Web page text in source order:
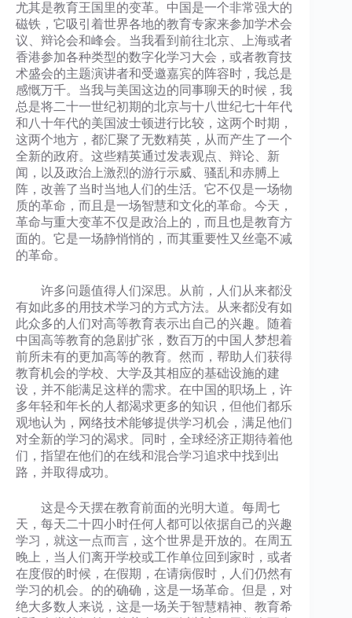
尤其是教育王国里的变革。中国是一个非常强大的
磁铁，它吸引着世界各地的教育专家来参加学术会
议、辩论会和峰会。当我看到前往北京、上海或者
香港参加各种类型的数字化学习大会，或者教育技
术盛会的主题演讲者和受邀嘉宾的阵容时，我总是
感慨万千。当我与美国这边的同事聊天的时候，我
总是将二十一世纪初期的北京与十八世纪七十年代
和八十年代的美国波士顿进行比较，这两个时期，
这两个地方，都汇聚了无数精英，从而产生了一个
全新的政府。这些精英通过发表观点、辩论、新
闻，以及政治上激烈的游行示威、骚乱和赤膊上
阵，改善了当时当地人们的生活。它不仅是一场物
质的革命，而且是一场智慧和文化的革命。今天，
革命与重大变革不仅是政治上的，而且也是教育方
面的。它是一场静悄悄的，而其重要性又丝毫不减
的革命。
许多问题值得人们深思。从前，人们从来都没
有如此多的用技术学习的方式方法。从来都没有如
此众多的人们对高等教育表示出自己的兴趣。随着
中国高等教育的急剧扩张，数百万的中国人梦想着
前所未有的更加高等的教育。然而，帮助人们获得
教育机会的学校、大学及其相应的基础设施的建
设，并不能满足这样的需求。在中国的职场上，许
多年轻和年长的人都渴求更多的知识，但他们都乐
观地认为，网络技术能够提供学习机会，满足他们
对全新的学习的渴求。同时，全球经济正期待着他
们，指望在他们的在线和混合学习追求中找到出
路，并取得成功。
这是今天摆在教育前面的光明大道。每周七
天，每天二十四小时任何人都可以依据自己的兴趣
学习，就这一点而言，这个世界是开放的。在周五
晚上，当人们离开学校或工作单位回到家时，或者
在度假的时候，在假期，在请病假时，人们仍然有
学习的机会。的的确确，这是一场革命。但是，对
绝大多数人来说，这是一场关于智慧精神、教育希